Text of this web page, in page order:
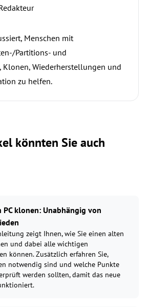
Menschen mit
Partitions- und
Klonen, Wiederherstellungen und
zu helfen.
könnten Sie auch
PC klonen: Unabhängig von
zeigt Ihnen, wie Sie einen alten
und dabei alle wichtigen
können. Zusätzlich erfahren Sie,
notwendig sind und welche Punkte
werden sollten, damit das neue